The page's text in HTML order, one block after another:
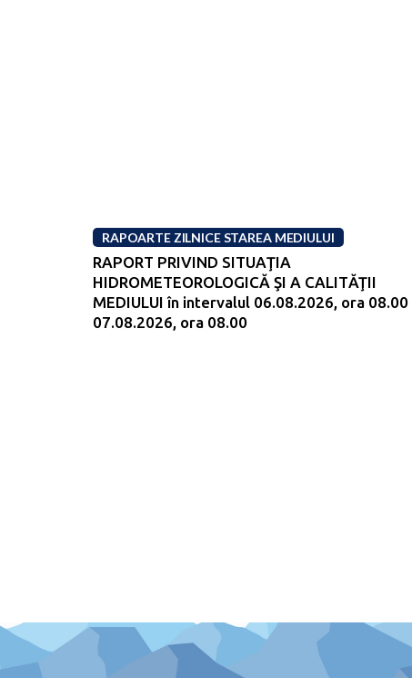
RAPOARTE ZILNICE STAREA MEDIULUI
RAPORT PRIVIND SITUAŢIA
HIDROMETEOROLOGICĂ ŞI A CALITĂŢII
MEDIULUI în intervalul 06.08.2026, ora 08.00
07.08.2026, ora 08.00